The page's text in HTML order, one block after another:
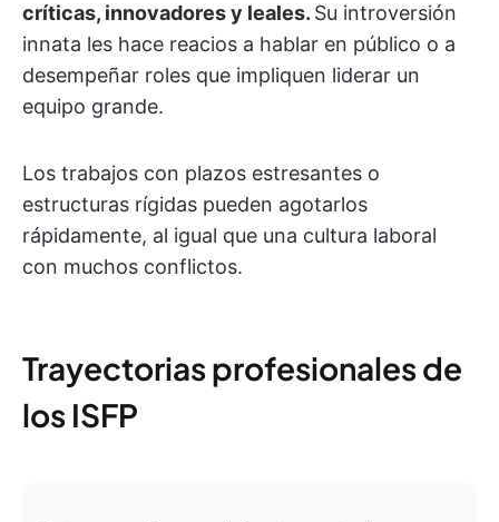
críticas, innovadores y leales. Su introversión
innata les hace reacios a hablar en público o a
desempeñar roles que impliquen liderar un
equipo grande.
Los trabajos con plazos estresantes o
estructuras rígidas pueden agotarlos
rápidamente, al igual que una cultura laboral
con muchos conflictos.
Trayectorias profesionales de
los ISFP